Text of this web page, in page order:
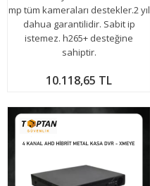
mp tüm kameraları destekler.2 yıl
dahua garantilidir. Sabit ip
istemez. h265+ desteğine
sahiptir.
10.118,65 TL